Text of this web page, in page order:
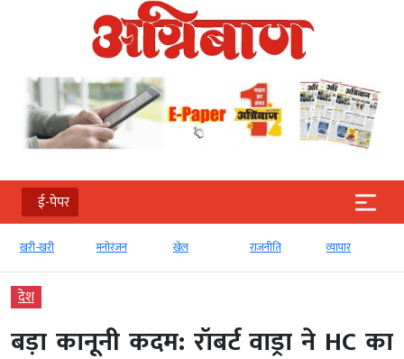
ई-पेपर
मनोरंजन खेल राजनीति व्‍यापार टेक्‍नोलॉजी
देश
बड़ा कानूनी कदम: रॉबर्ट वाड्रा ने HC का